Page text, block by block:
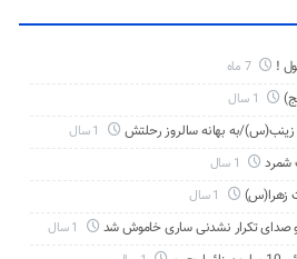
! 7 ماه
زینب(س)/به بهانه سالروز رحلتش
شمرد
زهرا(س)
صدای تکرار نشدنی ساری خاموش شد